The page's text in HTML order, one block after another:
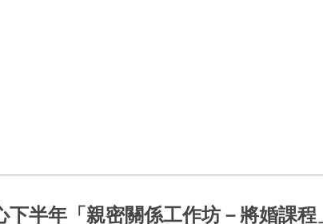
下半年「親密關係工作坊－將婚課程